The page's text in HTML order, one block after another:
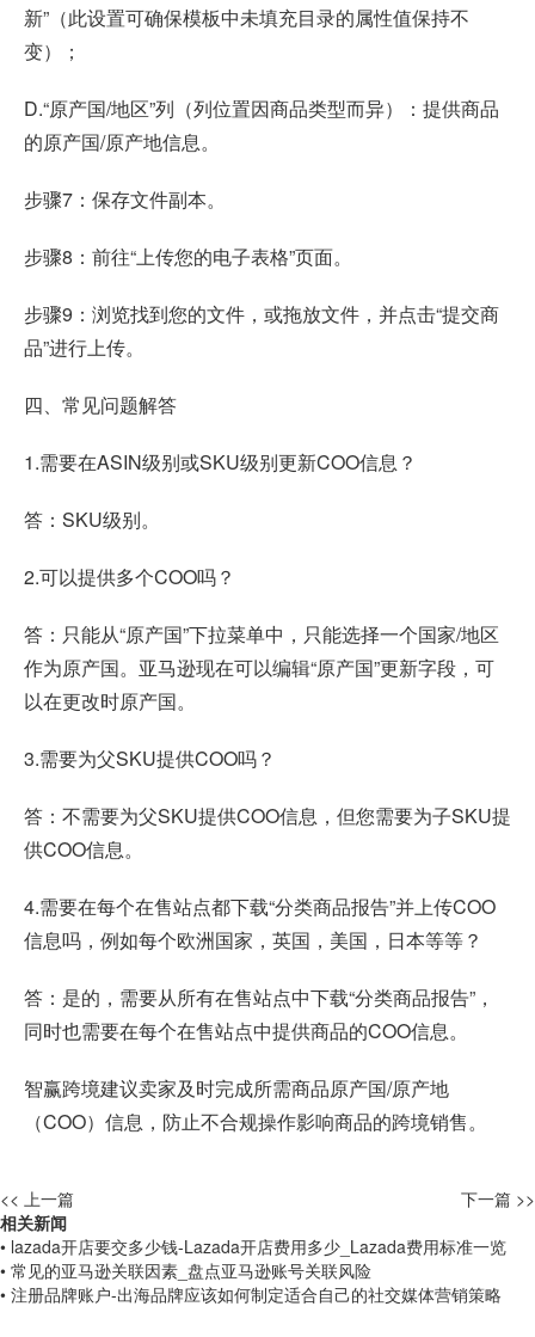
新”（此设置可确保模板中未填充目录的属性值保持不
变）；
D.“原产国/地区”列（列位置因商品类型而异）：提供商品
的原产国/原产地信息。
步骤7：保存文件副本。
步骤8：前往“上传您的电子表格”页面。
步骤9：浏览找到您的文件，或拖放文件，并点击“提交商
品”进行上传。
四、常见问题解答
1.需要在ASIN级别或SKU级别更新COO信息？
答：SKU级别。
2.可以提供多个COO吗？
答：只能从“原产国”下拉菜单中，只能选择一个国家/地区
作为原产国。亚马逊现在可以编辑“原产国”更新字段，可
以在更改时原产国。
3.需要为父SKU提供COO吗？
答：不需要为父SKU提供COO信息，但您需要为子SKU提
供COO信息。
4.需要在每个在售站点都下载“分类商品报告”并上传COO
信息吗，例如每个欧洲国家，英国，美国，日本等等？
答：是的，需要从所有在售站点中下载“分类商品报告”，
同时也需要在每个在售站点中提供商品的COO信息。
智赢跨境建议卖家及时完成所需商品原产国/原产地
（COO）信息，防止不合规操作影响商品的跨境销售。
<< 上一篇
下一篇 >>
相关新闻
• lazada开店要交多少钱-Lazada开店费用多少_Lazada费用标准一览
• 常见的亚马逊关联因素_盘点亚马逊账号关联风险
• 注册品牌账户-出海品牌应该如何制定适合自己的社交媒体营销策略